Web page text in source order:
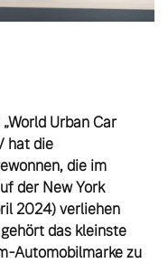
Urban Car
hat die
die im
der New York
2024) verliehen
das kleinste
Automobilmarke zu